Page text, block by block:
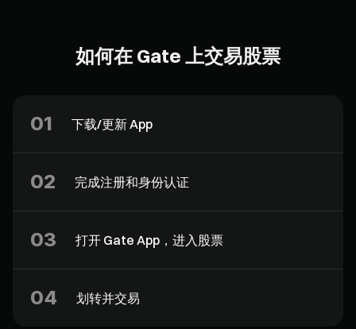
如何在 Gate 上交易股票
01 下载/更新 App
02 完成注册和身份认证
03 打开 Gate App，进入股票
04 划转并交易